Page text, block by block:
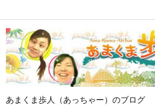
あまくま歩人（あっちゃー）のブログ